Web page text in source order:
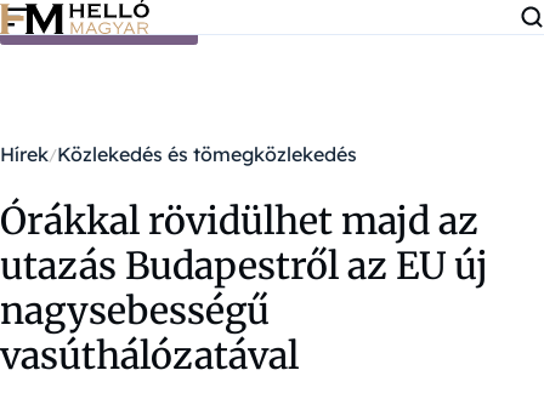
Ugrás a tartalomra
Hírek Közlekedés és tömegközlekedés
Órákkal rövidülhet majd az
utazás Budapestről az EU új
nagysebességű
vasúthálózatával